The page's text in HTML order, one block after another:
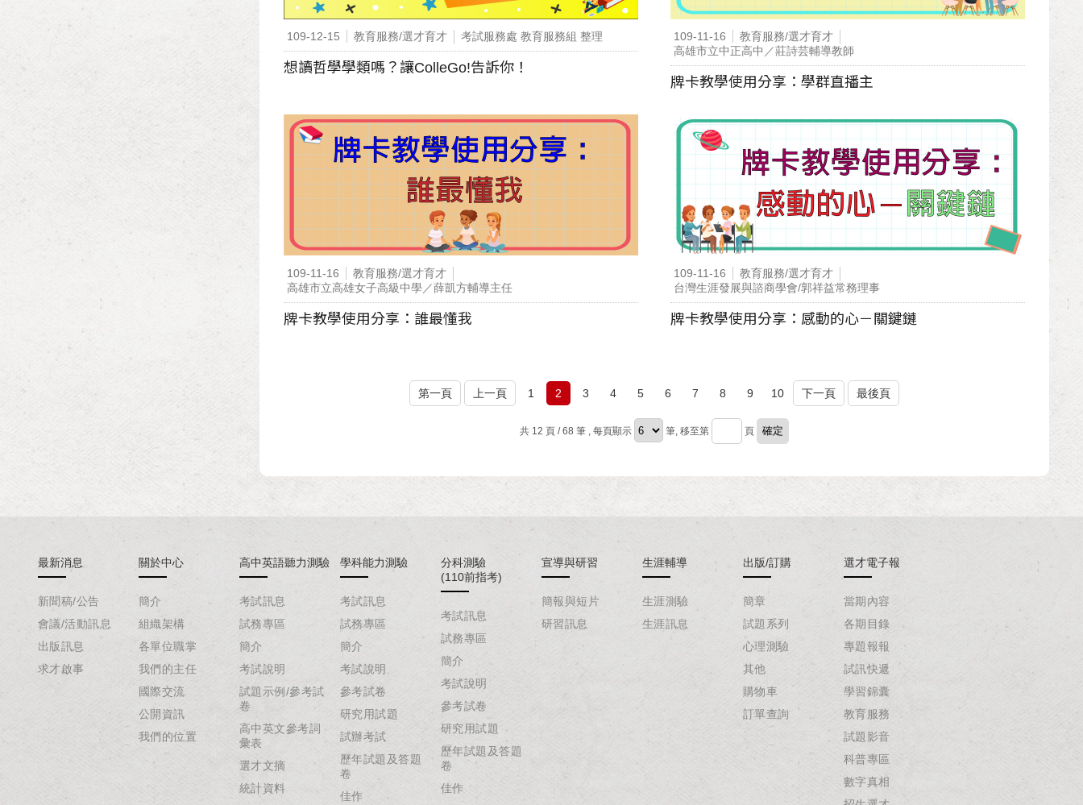
109-12-15 教育服務/選才育才 考試服務處 教育服務組 整理
想讀哲學學類嗎？讓ColleGo!告訴你！
109-11-16
教育服務/選才育才
高雄市立中正高中／莊詩芸輔導教師
牌卡教學使用分享：學群直播主
109-11-16
教育服務/選才育才
高雄市立高雄女子高級中學／薛凱方輔導主任
牌卡教學使用分享：誰最懂我
109-11-16
教育服務/選才育才
台灣生涯發展與諮商學會/郭祥益常務理事
牌卡教學使用分享：感動的心－關鍵鏈
第一頁 上一頁 1 2 3 4 5 6 7 8 9 10 下一頁 最後頁
共 12 頁 / 68 筆 , 每頁顯示 筆, 移至第 頁
最新消息
新聞稿/公告
會議/活動訊息
出版訊息
求才啟事
關於中心
簡介
組織架構
各單位職掌
我們的主任
國際交流
公開資訊
我們的位置
高中英語聽力測驗
考試訊息
試務專區
簡介
考試說明
試題示例/參考試
卷
高中英文參考詞
彙表
選才文摘
統計資料
學科能力測驗
考試訊息
試務專區
簡介
考試說明
參考試卷
研究用試題
試辦考試
歷年試題及答題
卷
佳作
分科測驗
(110前指考)
考試訊息
試務專區
簡介
考試說明
參考試卷
研究用試題
歷年試題及答題
卷
佳作
宣導與研習
簡報與短片
研習訊息
生涯輔導
生涯測驗
生涯訊息
出版/訂購
簡章
試題系列
心理測驗
其他
購物車
訂單查詢
選才電子報
當期內容
各期目錄
專題報報
試訊快遞
學習錦囊
教育服務
試題影音
科普專區
數字真相